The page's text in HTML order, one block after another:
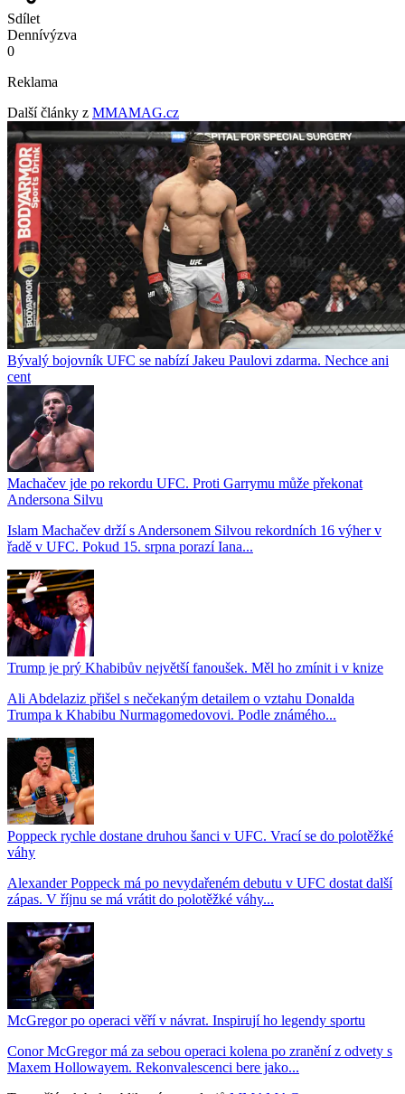
Sdílet
Dennívýzva
0
Reklama
Další články z MMAMAG.cz
Bývalý bojovník UFC se nabízí Jakeu Paulovi zdarma. Nechce ani
cent
Machačev jde po rekordu UFC. Proti Garrymu může překonat
Andersona Silvu
Islam Machačev drží s Andersonem Silvou rekordních 16 výher v
řadě v UFC. Pokud 15. srpna porazí Iana...
Trump je prý Khabibův největší fanoušek. Měl ho zmínit i v knize
Ali Abdelaziz přišel s nečekaným detailem o vztahu Donalda
Trumpa k Khabibu Nurmagomedovovi. Podle známého...
Poppeck rychle dostane druhou šanci v UFC. Vrací se do polotěžké
váhy
Alexander Poppeck má po nevydařeném debutu v UFC dostat další
zápas. V říjnu se má vrátit do polotěžké váhy...
McGregor po operaci věří v návrat. Inspirují ho legendy sportu
Conor McGregor má za sebou operaci kolena po zranění z odvety s
Maxem Hollowayem. Rekonvalescenci bere jako...